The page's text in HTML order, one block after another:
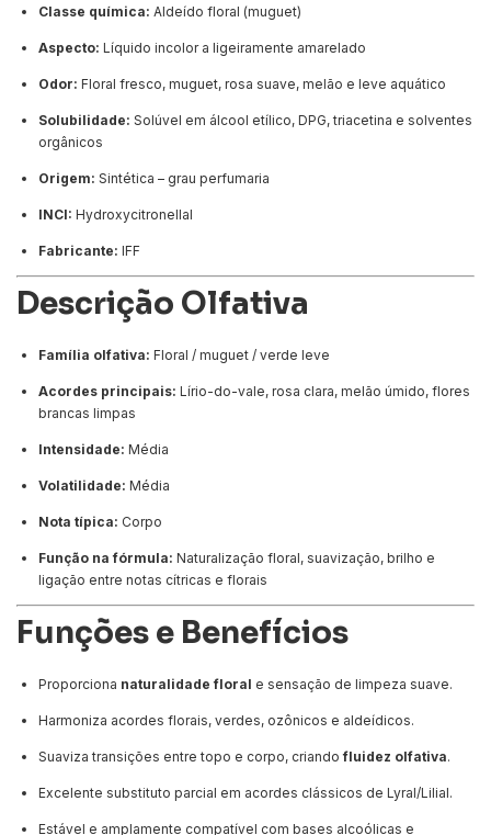
Classe química: Aldeído floral (muguet)
Aspecto: Líquido incolor a ligeiramente amarelado
Odor: Floral fresco, muguet, rosa suave, melão e leve aquático
Solubilidade: Solúvel em álcool etílico, DPG, triacetina e solventes
orgânicos
Origem: Sintética – grau perfumaria
INCI: Hydroxycitronellal
Fabricante: IFF
Descrição Olfativa
Família olfativa: Floral / muguet / verde leve
Acordes principais: Lírio-do-vale, rosa clara, melão úmido, flores
brancas limpas
Intensidade: Média
Volatilidade: Média
Nota típica: Corpo
Função na fórmula: Naturalização floral, suavização, brilho e
ligação entre notas cítricas e florais
Funções e Benefícios
Proporciona naturalidade floral e sensação de limpeza suave.
Harmoniza acordes florais, verdes, ozônicos e aldeídicos.
Suaviza transições entre topo e corpo, criandofluidez olfativa.
Excelente substituto parcial em acordes clássicos de Lyral/Lilial.
Estável e amplamente compatível com bases alcoólicas e